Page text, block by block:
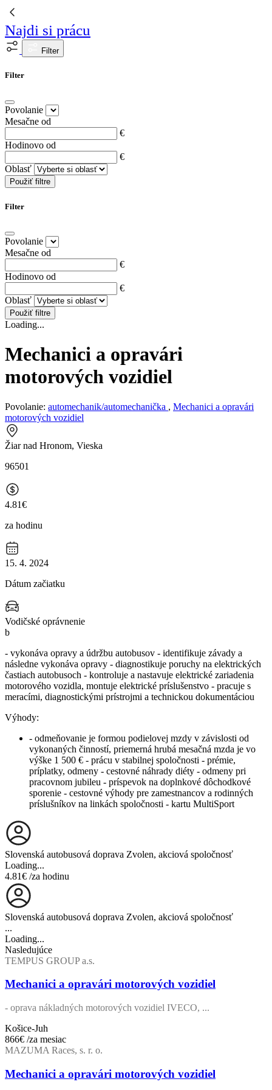
Najdi si prácu
Filter
Filter
Povolanie
Mesačne od
€
Hodinovo od
€
Oblasť
Použiť filtre
Filter
Povolanie
Mesačne od
€
Hodinovo od
€
Oblasť
Použiť filtre
Loading...
Mechanici a opravári
motorových vozidiel
Povolanie: automechanik/automechanička , Mechanici a opravári
motorových vozidiel
Žiar nad Hronom, Vieska
96501
4.81€
za hodinu
15. 4. 2024
Dátum začiatku
Vodičské oprávnenie
b
- vykonáva opravy a údržbu autobusov - identifikuje závady a
následne vykonáva opravy - diagnostikuje poruchy na elektrických
častiach autobusoch - kontroluje a nastavuje elektrické zariadenia
motorového vozidla, montuje elektrické príslušenstvo - pracuje s
meracími, diagnostickými prístrojmi a technickou dokumentáciou
Výhody:
- odmeňovanie je formou podielovej mzdy v závislosti od
vykonaných činností, priemerná hrubá mesačná mzda je vo
výške 1 500 € - prácu v stabilnej spoločnosti - prémie,
príplatky, odmeny - cestovné náhrady diéty - odmeny pri
pracovnom jubileu - príspevok na doplnkové dôchodkové
sporenie - cestovné výhody pre zamestnancov a rodinných
príslušníkov na linkách spoločnosti - kartu MultiSport
Slovenská autobusová doprava Zvolen, akciová spoločnosť
Loading...
4.81€ /za hodinu
Slovenská autobusová doprava Zvolen, akciová spoločnosť
...
Loading...
Nasledujúce
TEMPUS GROUP a.s.
Mechanici a opravári motorových vozidiel
- oprava nákladných motorových vozidiel IVECO, ...
Košice-Juh
866€ /za mesiac
MAZUMA Races, s. r. o.
Mechanici a opravári motorových vozidiel